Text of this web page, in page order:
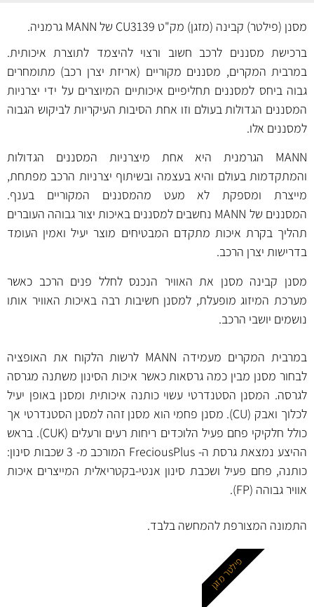
מסנן (פילטר) קבינה (מזגן) מק"ט CU3139 של MANN גרמניה.
ברכישת מסננים לרכב חשוב ורצוי להיצמד לתוצרת איכותית.
במרבית המקרים, מסננים מקוריים (אריזת יצרן רכב) מתומחרים
גבוה ביחס למסננים תחליפיים איכותיים המיוצרים על ידי יצרניות
המסננים הגדולות בעולם וזו אחת הסיבות העיקריות לביקוש הגבוה
למסננים אלו.
MANN הגרמנית היא אחת מיצרניות המסננים הגדולות
והמתקדמות בעולם והיא בעצמה ובשיתוף יצרניות הרכב מפתחת,
מייצרת ומספקת לא מעט מהמסננים המקוריים בענף.
המסננים של MANN נחשבים למסננים באיכות יצור גבוהה העוברים
תהליך בקרת איכות מתקדם המבטיחים מוצר יעיל ואמין העומד
בדרישות יצרן הרכב.
מסנן קבינה מסנן את האוויר הנכנס לחלל פנים הרכב כאשר
מערכת המיזוג מופעלת, למסנן חשיבות רבה באיכות האוויר אותו
נושמים יושבי הרכב.
במרבית המקרים מעמידה MANN לרשות הלקוח את האופציה
לבחור מסנן מבין כמה גרסאות כאשר איכות הסינון משתנה מגרסה
לגרסה. המסנן הסטנדרטי עשוי כותנה איכותית ומסנן באופן יעיל
לכלוך ואבק (CU). מסנן פחמי הוא מסנן זהה למסנן הסטנדרטי אך
כולל חלקיקי פחם פעיל הלוכדים ריחות רעים ורעלים (CUK). בראש
ההיצע נמצאת גרסת ה- FreciousPlus המורכב מ- 3 שכבות סינון:
כותנה, פחם פעיל ושכבת סינון אנטי-בקטריאלית המייצרים איכות
אוויר גבוהה (FP).
התמונה המצורפת להמחשה בלבד.
פילטר מזגן